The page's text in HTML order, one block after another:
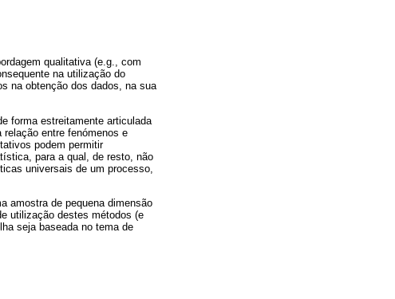
qualitativa (e.g., com
na utilização do
na obtenção dos dados, na sua
forma estreitamente articulada
entre fenómenos e
podem permitir
para a qual, de resto, não
universais de um processo,
amostra de pequena dimensão
utilização destes métodos (e
seja baseada no tema de